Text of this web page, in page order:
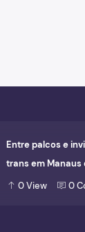
Entre palcos e
trans em
para ocupar o
0View 0